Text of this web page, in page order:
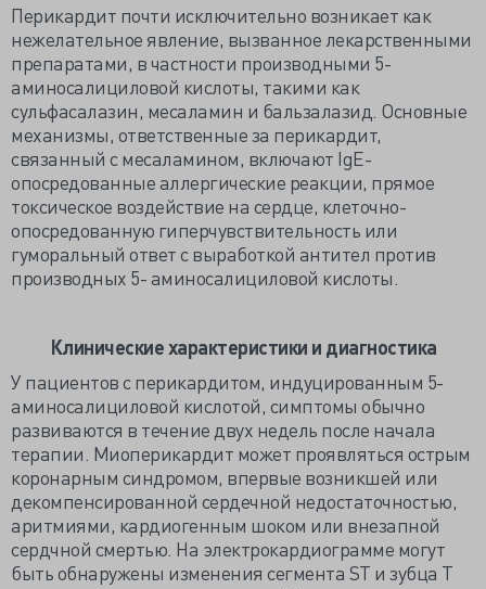
Перикардит почти исключительно возникает как
нежелательное явление, вызванное лекарственными
препаратами, в частности производными 5-
аминосалициловой кислоты, такими как
сульфасалазин, месаламин и бальзалазид. Основные
механизмы, ответственные за перикардит,
связанный с месаламином, включают IgE-
опосредованные аллергические реакции, прямое
токсическое воздействие на сердце, клеточно-
опосредованную гиперчувствительность или
гуморальный ответ с выработкой антител против
производных 5- аминосалициловой кислоты.
Клинические характеристики и диагностика
У пациентов с перикардитом, индуцированным 5-
аминосалициловой кислотой, симптомы обычно
развиваются в течение двух недель после начала
терапии. Миоперикардит может проявляться острым
коронарным синдромом, впервые возникшей или
декомпенсированной сердечной недостаточностью,
аритмиями, кардиогенным шоком или внезапной
сердчной смертью. На электрокардиограмме могут
быть обнаружены изменения сегмента ST и зубца Т